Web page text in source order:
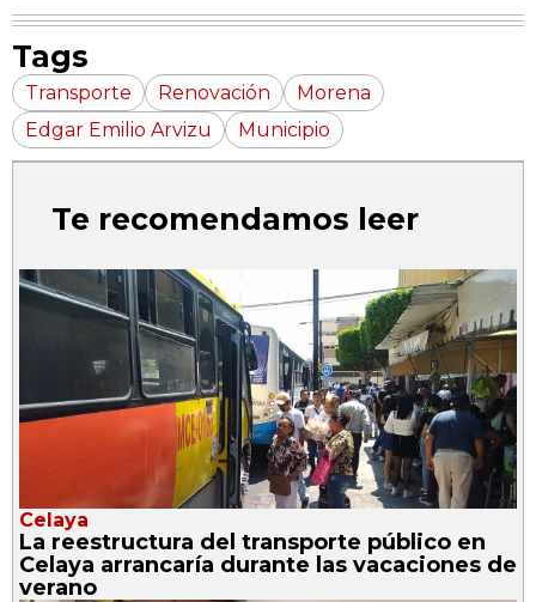
Tags
Transporte Renovación
Morena
Edgar Emilio Arvizu
Municipio
Te recomendamos leer
Celaya
La reestructura del transporte público en
Celaya arrancaría durante las vacaciones de
verano